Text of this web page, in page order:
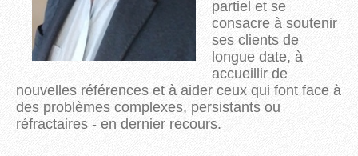
partiel et se
consacre à soutenir
ses clients de
longue date, à
accueillir de
nouvelles références et à aider ceux qui font face à
des problèmes complexes, persistants ou
réfractaires - en dernier recours.